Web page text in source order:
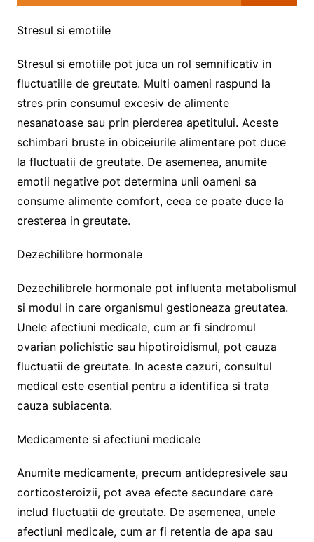
Stresul si emotiile
Stresul si emotiile pot juca un rol semnificativ in
fluctuatiile de greutate. Multi oameni raspund la
stres prin consumul excesiv de alimente
nesanatoase sau prin pierderea apetitului. Aceste
schimbari bruste in obiceiurile alimentare pot duce
la fluctuatii de greutate. De asemenea, anumite
emotii negative pot determina unii oameni sa
consume alimente comfort, ceea ce poate duce la
cresterea in greutate.
Dezechilibre hormonale
Dezechilibrele hormonale pot influenta metabolismul
si modul in care organismul gestioneaza greutatea.
Unele afectiuni medicale, cum ar fi sindromul
ovarian polichistic sau hipotiroidismul, pot cauza
fluctuatii de greutate. In aceste cazuri, consultul
medical este esential pentru a identifica si trata
cauza subiacenta.
Medicamente si afectiuni medicale
Anumite medicamente, precum antidepresivele sau
corticosteroizii, pot avea efecte secundare care
includ fluctuatii de greutate. De asemenea, unele
afectiuni medicale, cum ar fi retentia de apa sau